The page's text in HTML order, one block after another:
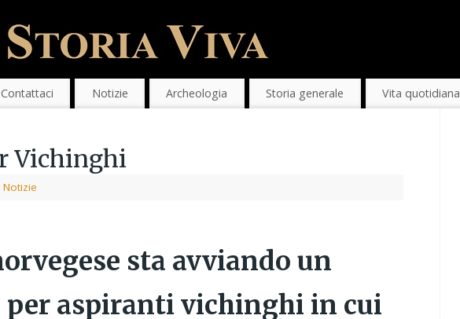
Contattaci Notizie Archeologia Storia generale Vita quotidiana
Vichinghi
Notizie
sta avviando un
per aspiranti vichinghi in cui